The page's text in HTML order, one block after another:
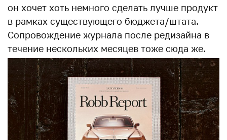
он хочет хоть немного сделать лучше продукт
в рамках существующего бюджета/штата.
Сопровождение журнала после редизайна в
течение нескольких месяцев тоже сюда же.